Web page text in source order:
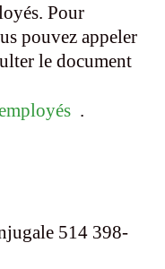
Pour
pouvez appeler
le document
.
514 398-